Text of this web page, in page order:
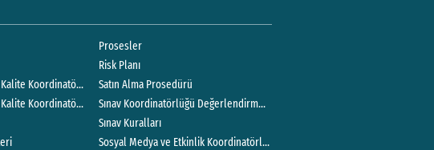
Koordinatörlüğü
Koordinatörlüğü Yönergesi
Prosesler
Risk Planı
Satın Alma Prosedürü
Sınav Koordinatörlüğü Değerlendirme Toplantısı
Sınav Kuralları
Sosyal Medya ve Etkinlik Koordinatörlüğü